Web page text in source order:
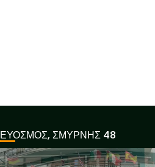
ΕΥΟΣΜΟΣ, ΣΜΥΡΝΗΣ 48